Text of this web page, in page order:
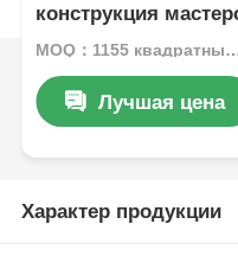
конструкция
архитектура
MOQ：1155
Лучшая цена
Характер продукции